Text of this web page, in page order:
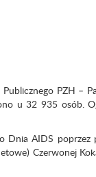
PZH –
u 32 935 osób.
Dnia AIDS
Czerwonej